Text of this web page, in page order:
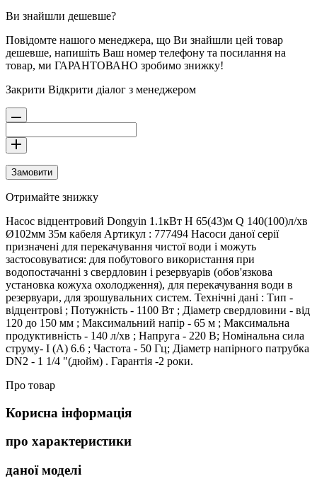
Ви знайшли дешевше?
Повідомте нашого менеджера, що Ви знайшли цей товар
дешевше, напишіть Ваш номер телефону та посилання на
товар, ми ГАРАНТОВАНО зробимо знижку!
Закрити Відкрити діалог з менеджером
Замовити
Отримайте знижку
Насос вiдцентровий Dongyin 1.1кВт H 65(43)м Q 140(100)л/хв
Ø102мм 35м кабеля Артикул : 777494 Насоси даної серії
призначені для перекачування чистої води і можуть
застосовуватися: для побутового використання при
водопостачанні з свердловин і резервуарів (обов'язкова
установка кожуха охолодження), для перекачування води в
резервуари, для зрошувальних систем. Технічні дані : Тип -
відцентрові ; Потужність - 1100 Вт ; Діаметр свердловини - від
120 до 150 мм ; Максимальний напір - 65 м ; Максимальна
продуктивність - 140 л/хв ; Напруга - 220 В; Номінальна сила
струму- I (А) 6.6 ; Частота - 50 Гц; Діаметр напірного патрубка
DN2 - 1 1/4 "(дюйм) . Гарантiя -2 роки.
Про товар
Корисна інформація
про характеристики
даної моделі